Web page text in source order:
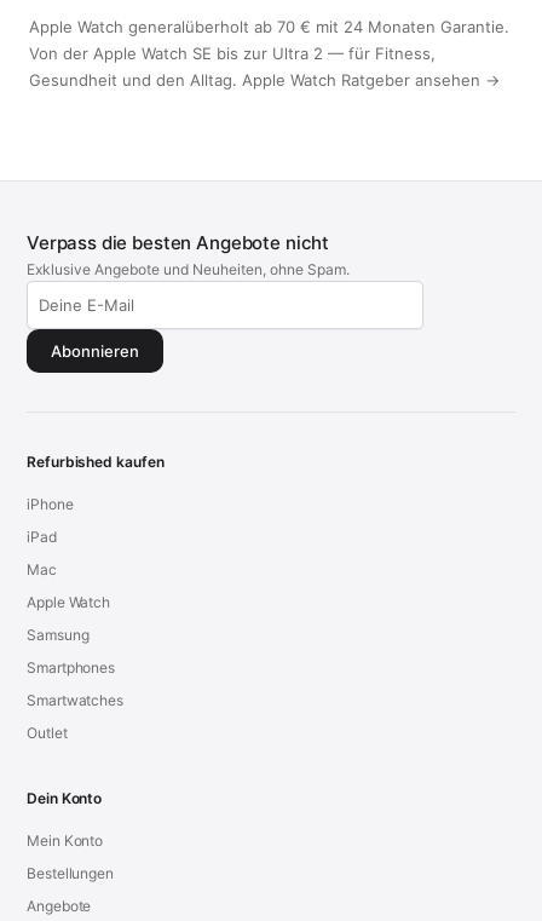
Apple Watch generalüberholt ab 70 € mit 24 Monaten Garantie.
Von der Apple Watch SE bis zur Ultra 2 — für Fitness,
Gesundheit und den Alltag. Apple Watch Ratgeber ansehen →
Verpass die besten Angebote nicht
Exklusive Angebote und Neuheiten, ohne Spam.
Abonnieren
Refurbished kaufen
iPhone
iPad
Mac
Apple Watch
Samsung
Smartphones
Smartwatches
Outlet
Dein Konto
Mein Konto
Bestellungen
Angebote